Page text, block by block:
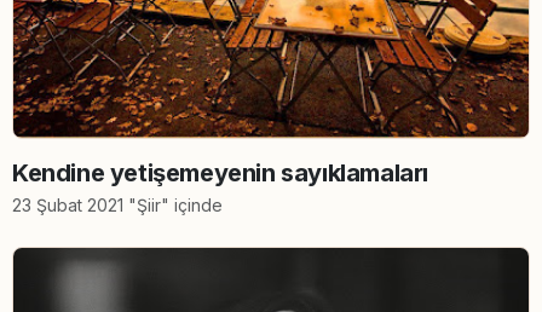
Kendine yetişemeyenin sayıklamaları
23 Şubat 2021 "Şiir" içinde